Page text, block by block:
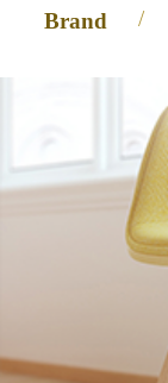
Brand /